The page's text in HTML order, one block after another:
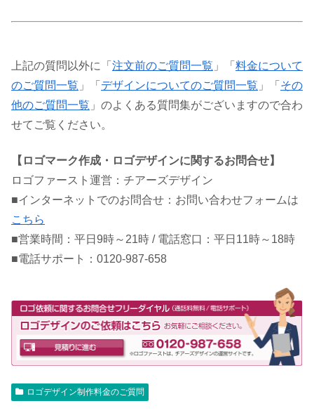
上記の質問以外に「 注文前のご質問一覧 」「 料金について
のご質問一覧 」「 デザインについてのご質問一覧 」「 その
他のご質問一覧 」のよくある質問集がございますので合わ
せてご覧ください。
【ロゴマーク作成・ロゴデザインに関するお問合せ】
ロゴファースト運営：チアーズデザイン
■インターネットでのお問合せ：お問い合わせフォームは
こちら
■営業時間：平日9時～21時 / 電話窓口：平日11時～18時
■電話サポート：0120-987-658
ロゴデザイン制作料金のご質問